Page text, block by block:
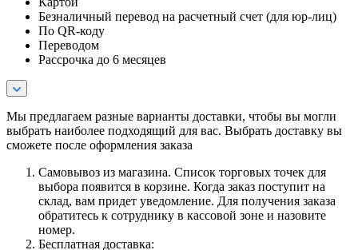
Безналичный перевод на расчетный счет (для юр-лиц)
По QR-коду
Переводом
Рассрочка до 6 месяцев
Мы предлагаем разные варианты доставки, чтобы вы могли
выбрать наиболее подходящий для вас. Выбрать доставку вы
сможете после оформления заказа
Самовывоз из магазина. Список торговых точек для
выбора появится в корзине. Когда заказ поступит на
склад, вам придет уведомление. Для получения заказа
обратитесь к сотруднику в кассовой зоне и назовите
номер.
Бесплатная доставка: